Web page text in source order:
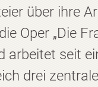
über ihre
Oper „Die
seit
drei